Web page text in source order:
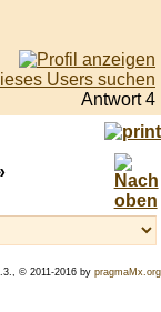
Antwort 4
© 2011-2016 by pragmaMx.org